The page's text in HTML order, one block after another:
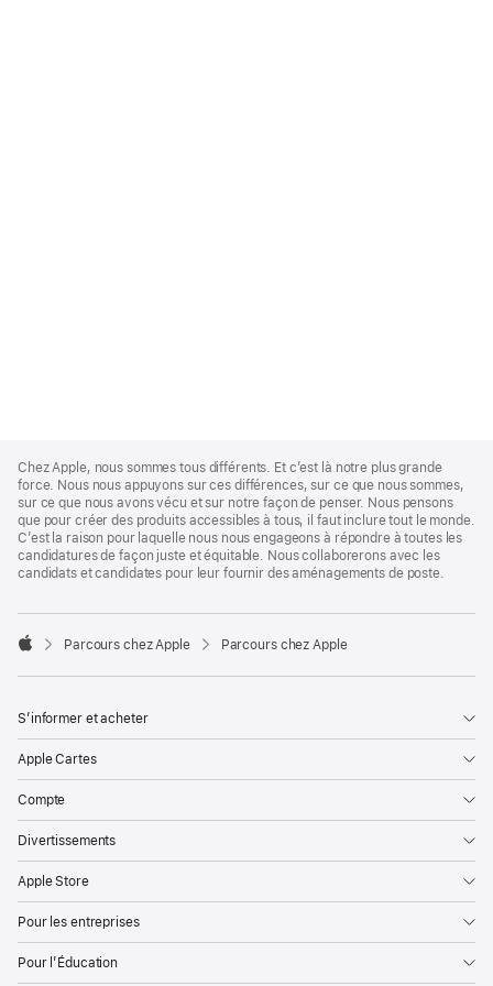
Footer
Chez Apple, nous sommes tous différents. Et c’est là notre plus grande
force. Nous nous appuyons sur ces différences, sur ce que nous sommes,
sur ce que nous avons vécu et sur notre façon de penser. Nous pensons
que pour créer des produits accessibles à tous, il faut inclure tout le monde.
C’est la raison pour laquelle nous nous engageons à répondre à toutes les
candidatures de façon juste et équitable. Nous collaborerons avec les
candidats et candidates pour leur fournir des aménagements de poste.

Parcours chez Apple Parcours chez Apple
S’informer et acheter
Apple Cartes
Compte
Divertissements
Apple Store
Pour les entreprises
Pour l’Éducation